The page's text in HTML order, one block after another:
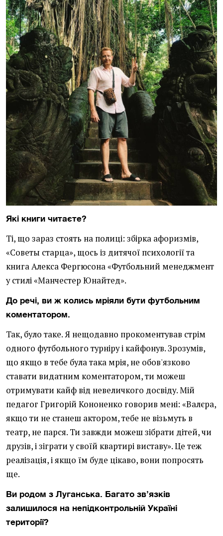
Які книги читаєте?
Ті, що зараз стоять на полиці: збірка афоризмів,
«Советы старца», щось із дитячої психології та
книга Алекса Фергюсона «Футбольний менеджмент
у стилі «Манчестер Юнайтед».
До речі, ви ж колись мріяли бути футбольним
коментатором.
Так, було таке. Я нещодавно прокоментував стрім
одного футбольного турніру і кайфонув. Зрозумів,
що якщо в тебе була така мрія, не обов'язково
ставати видатним коментатором, ти можеш
отримувати кайф від невеличкого досвіду. Мій
педагог Григорій Кононенко говорив мені: «Валєра,
якщо ти не станеш актором, тебе не візьмуть в
театр, не парся. Ти завжди можеш зібрати дітей, чи
друзів, і зіграти у своїй квартирі виставу». Це теж
реалізація, і якщо їм буде цікаво, вони попросять
ще.
Ви родом з Луганська. Багато зв’язків
залишилося на непідконтрольній Україні
території?